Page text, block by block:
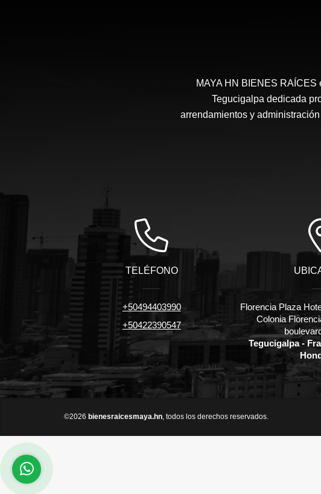
MAYA HN BIENES
Tegucigalpa dedicada
arrendamientos y
TELÉFONO
+50494403990
+50422390547
Florencia Plaza
Colonia
Tegucigalpa -
©2026 bienesraicesmaya.hn , todos los derechos reservados.